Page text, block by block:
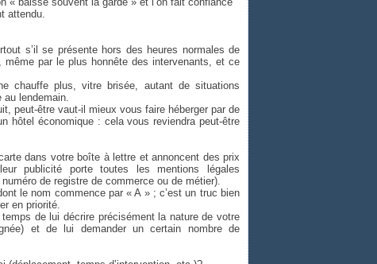
attendu.
s’il se présente hors des heures normales de
par le plus honnête des intervenants, et ce
chauffe plus, vitre brisée, autant de situations
au lendemain.
peut-être vaut-il mieux vous faire héberger par de
hôtel économique : cela vous reviendra peut-être
dans votre boîte à lettre et annoncent des prix
publicité porte toutes les mentions légales
de registre de commerce ou de métier).
le nom commence par « A » ; c’est un truc bien
en priorité.
de lui décrire précisément la nature de votre
et de lui demander un certain nombre de